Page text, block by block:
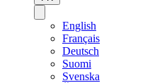
English
Français
Deutsch
Suomi
Svenska